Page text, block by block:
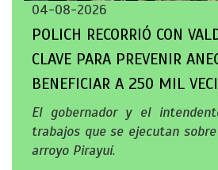
04-08-2026
POLICH RECORRIÓ CON
CLAVE PARA PREVENIR
BENEFICIAR A 250 MIL
El gobernador y el
trabajos que se ejecutan
arroyo Pirayuí.